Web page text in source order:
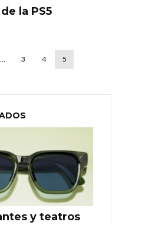
la PS5
… 3 4 5
y teatros